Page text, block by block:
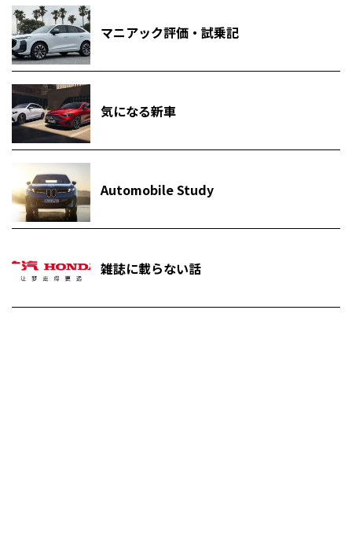
マニアック評価・試乗記
気になる新車
Automobile Study
雑誌に載らない話